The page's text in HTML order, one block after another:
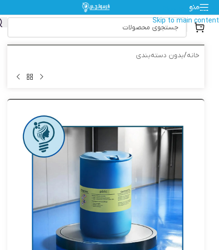
Skip to navigation
Skip to main content
منو
خانه/بدون دسته‌بندی